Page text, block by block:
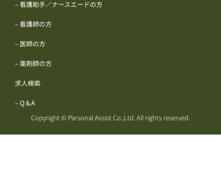
– 看護助手／ナースエードの方
– 看護師の方
– 医師の方
– 薬剤師の方
求人検索
– Q＆A
Copyright © Parsonal Assist Co.,Ltd. All rights reserved.